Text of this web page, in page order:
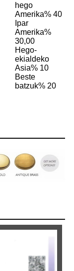
hego
Amerika% 40
Ipar
Amerika%
30,00
Hego-
ekialdeko
Asia% 10
Beste
batzuk% 20